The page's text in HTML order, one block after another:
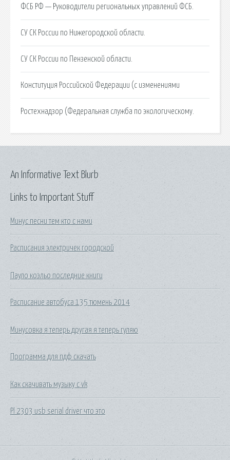
ФСБ РФ — Руководители региональных управлений ФСБ.
СУ СК России по Нижегородской области.
СУ СК России по Пензенской области.
Конституция Российской Федерации (с изменениями
Ростехнадзор (Федеральная служба по экологическому.
Links to Important Stuff
Минус песни тем кто с нами
Расписания электричек городской
Пауло коэльо последние книги
Расписание автобуса 135 тюмень 2014
Минусовка я теперь другая я теперь гуляю
Программа для пдф скачать
Как скачивать музыку с vk
Pl 2303 usb serial driver что это
An Informative Text Blurb